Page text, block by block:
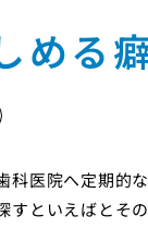
める
科医院へ定期的
すといえばとそ